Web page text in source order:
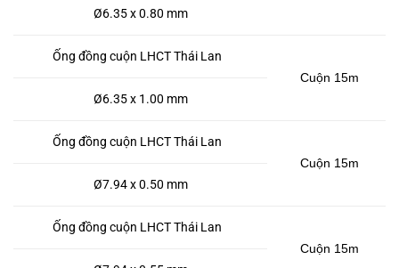
Ø6.35 x 0.80 mm
Ống đồng cuộn LHCT Thái Lan
Cuộn 15m
Ø6.35 x 1.00 mm
Ống đồng cuộn LHCT Thái Lan
Cuộn 15m
Ø7.94 x 0.50 mm
Ống đồng cuộn LHCT Thái Lan
Cuộn 15m